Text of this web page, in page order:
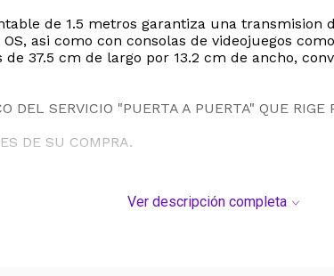
de 1.5 metros garantiza una
asi como con consolas de videojuegos
37.5 cm de largo por 13.2 cm de ancho,
DEL SERVICIO "PUERTA A PUERTA" QUE
DE SU COMPRA.
Ver descripción completa